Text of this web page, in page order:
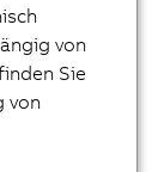
von
Sie
von